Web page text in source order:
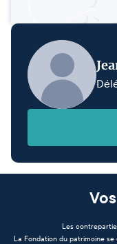
Les
La Fondation du patrimoine